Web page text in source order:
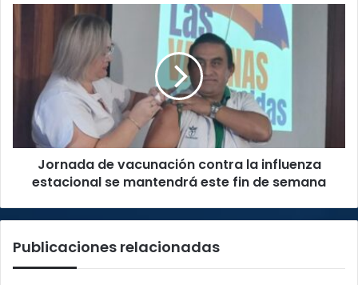
vacunación
influenza
estacional
mantendrá
Jornada de vacunación contra la influenza
estacional se mantendrá este fin de semana
Publicaciones relacionadas